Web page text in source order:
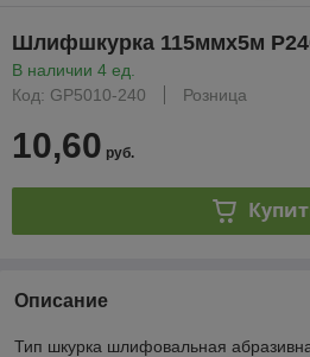
Шлифшкурка 115ммх5м
В наличии 4 ед.
Код: GP5010-240
Розница
10,60 руб.
Описание
Тип шкурка шлифовальная